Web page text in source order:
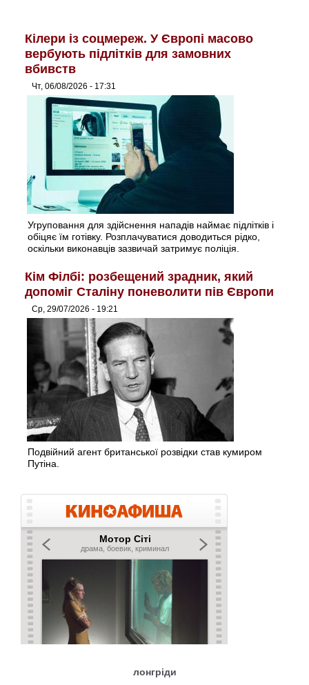
Кілери із соцмереж. У Європі масово
вербують підлітків для замовних
вбивств
Чт, 06/08/2026 - 17:31
Угруповання для здійснення нападів наймає підлітків і
обіцяє їм готівку. Розплачуватися доводиться рідко,
оскільки виконавців зазвичай затримує поліція.
Кім Філбі: розбещений зрадник, який
допоміг Сталіну поневолити пів Європи
Ср, 29/07/2026 - 19:21
Подвійний агент британської розвідки став кумиром
Путіна.
лонгріди